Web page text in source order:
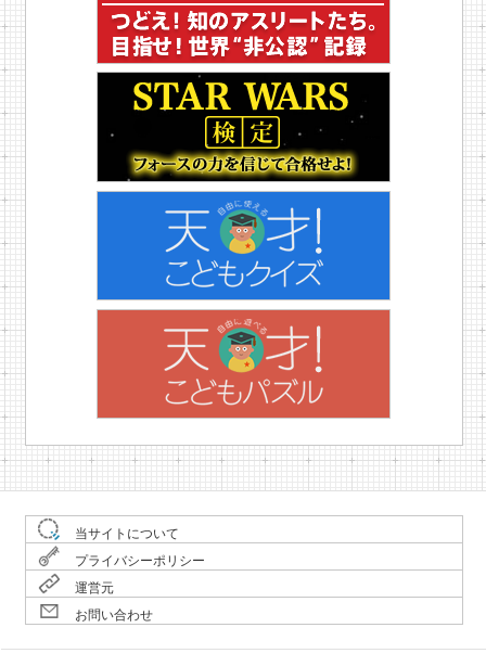
当サイトについて
プライバシーポリシー
運営元
お問い合わせ